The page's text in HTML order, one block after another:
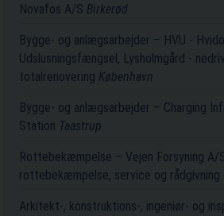
Novafos A/S Birkerød
Bygge- og anlægsarbejder – HVU -
Udslusningsfængsel, Lysholmgård -
totalrenovering København
Bygge- og anlægsarbejder – Charging
Station Taastrup
Rottebekæmpelse – Vejen Forsyning A/
rottebekæmpelse, service og rådgivning.
Arkitekt-, konstruktions-, ingeniør- og